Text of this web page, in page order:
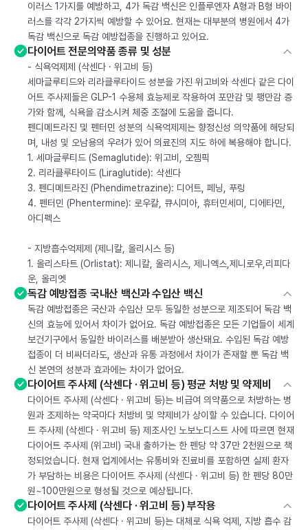
이러스 1가지를 예방하고, 4가 독감 백신은 인플루엔자 A형과 B형 바이
러스를 각각 2가지씩 예방할 수 있어요. 현재는 대부분의 병원에서 4가
독감 백신으로 독감 예방접종을 진행하고 있어요.
다이어트 전문의약품 종류 및 성분
- 식욕억제제 (삭센다 · 위고비 등)
세마글루티드와 리라클루타이드 성분을 가진 위고비와 삭센다 같은 다이
어트 주사제들은 GLP-1 수용체 효능제로 작용하여 포만감 및 팽만감 증
가와 함께, 식욕을 감소시켜 체중 조절에 도움을 줍니다.
펜디메트라진 및 펜터민 성분의 식욕억제제는 향정신성 의약품에 해당되
며, 내성 및 오남용의 우려가 있어 의료진의 지도 하에 복용해야 합니다.
1. 세마글루티드 (Semaglutide): 위고비, 오젬픽
2. 리라클루타이드 (Liraglutide): 삭센다
3. 펜디메트라진 (Phendimetrazine): 디어트, 페닝, 푸링
4. 펜터민 (Phentermine): 로우칼, 큐시미아, 휴터민세미, 디에타민,
아디펙스
- 지방흡수억제제 (제니칼, 올리시스 등)
1. 올리스타트 (Orlistat): 제니칼, 올리시스, 제니엑스,제니로우,리피다
운, 올리엣
독감 예방접종 국내산 백신과 수입산 백신
독감 예방접종은 국산과 수입산 모두 동일한 성분으로 제조되어 독감 백
신의 효능에 있어서 차이가 없어요. 독감 예방접종은 모든 기업들이 세계
보건기구에서 동일한 바이러스를 배분받아 생산돼요. 수입된 독감 예방
접종이 더 비싸더라도, 생산과 유통 과정에서 차이가 존재할 뿐 독감 백
신 본연의 성분과 효과에는 차이가 없어요.
다이어트 주사제 (삭센다 · 위고비 등) 평균 처방 및 약제비
다이어트 주사제 (삭센다 · 위고비 등)는 비급여 의약품으로 처방하는 병
원과 조제하는 약국마다 처방비 및 약제비가 상이할 수 있습니다. 다이어
트 주사제 (삭센다 · 위고비 등) 제조사인 노보노디스트 사에 따르면 현재
다이어트 주사제 (위고비) 국내 출하가는 한 펜당 약 37만 2천원으로 책
정되었습니다. 현재 업계에서는 유통비와 진료비를 포함하면 실제 환자
가 부담하는 비용은 다이어트 주사제 (삭센다 · 위고비 등) 한 펜당 80만
원~100만원으로 형성될 것으로 예상됩니다.
다이어트 주사제 (삭센다 · 위고비 등) 부작용
다이어트 주사제 (삭센다 · 위고비 등)는 대체로 식욕 억제, 지방 흡수 감